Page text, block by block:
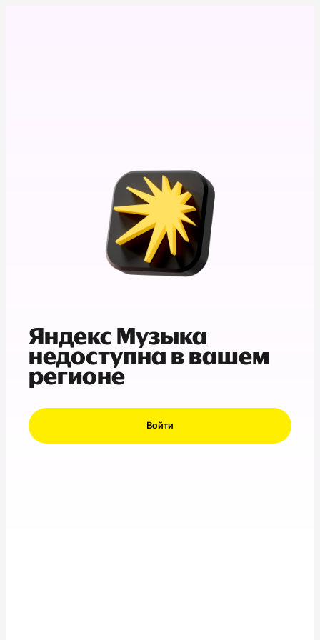
Яндекс Музыка
недоступна в вашем
регионе
Войти